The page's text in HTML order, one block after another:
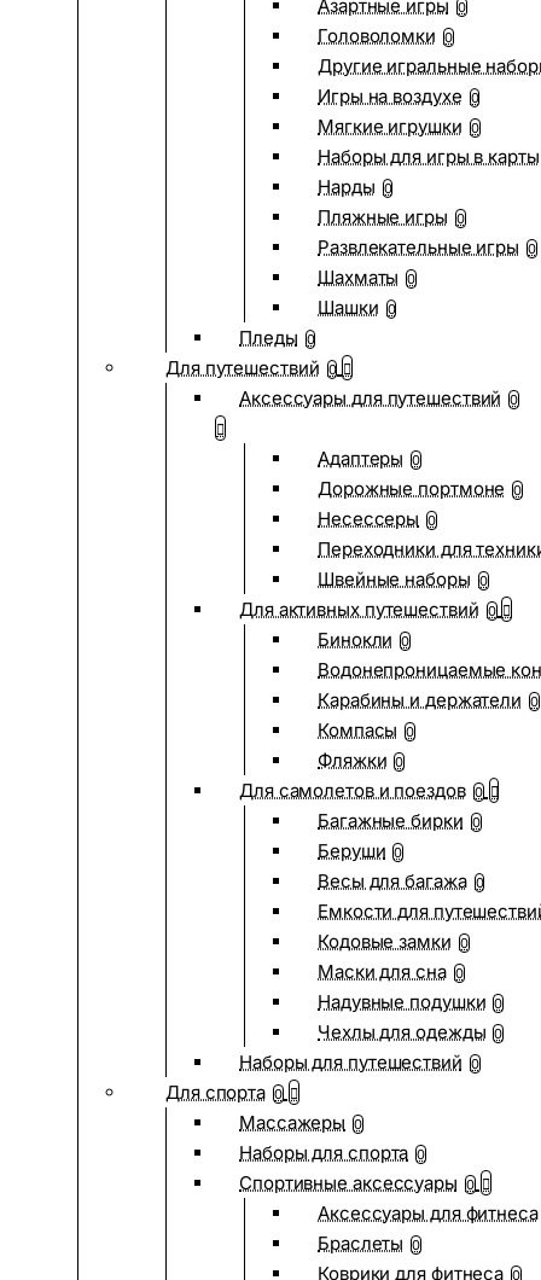
Азартные игры 0
Головоломки 0
Другие игральные
Игры на воздухе 0
Мягкие игрушки 0
Наборы для игры в карты
Нарды 0
Пляжные игры 0
Развлекательные игры 0
Шахматы 0
Шашки 0
Пледы 0
Для путешествий 0
Аксессуары для путешествий 0
Адаптеры 0
Дорожные портмоне 0
Несессеры 0
Переходники для
Швейные наборы 0
Для активных путешествий 0
Бинокли 0
Водонепроницаемые
Карабины и держатели 0
Компасы 0
Фляжки 0
Для самолетов и поездов 0
Багажные бирки 0
Беруши 0
Весы для багажа 0
Емкости для
Кодовые замки 0
Маски для сна 0
Надувные подушки 0
Чехлы для одежды 0
Наборы для путешествий 0
Для спорта 0
Массажеры 0
Наборы для спорта 0
Спортивные аксессуары 0
Аксессуары для фитнеса
Браслеты 0
Коврики для фитнеса 0